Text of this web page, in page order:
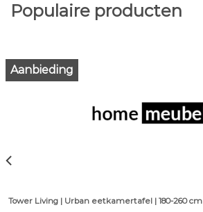
Populaire producten
Aanbieding
Tower Living | Urban eetkamertafel | 180-260 cm